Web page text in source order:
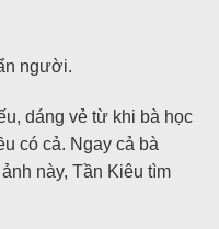
người.
dáng vẻ từ khi bà học
có cả. Ngay cả bà
này, Tần Kiêu tìm